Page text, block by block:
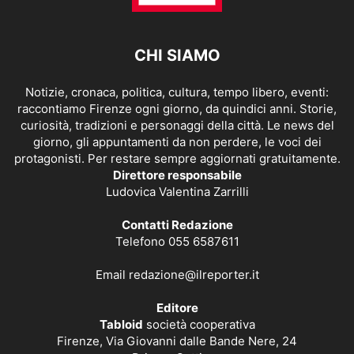
CHI SIAMO
Notizie, cronaca, politica, cultura, tempo libero, eventi:
raccontiamo Firenze ogni giorno, da quindici anni. Storie,
curiosità, tradizioni e personaggi della città. Le news del
giorno, gli appuntamenti da non perdere, le voci dei
protagonisti. Per restare sempre aggiornati gratuitamente.
Direttore responsabile
Ludovica Valentina Zarrilli
Contatti Redazione
Telefono 055 6587611
Email redazione@ilreporter.it
Editore
Tabloid società cooperativa
Firenze, Via Giovanni dalle Bande Nere, 24